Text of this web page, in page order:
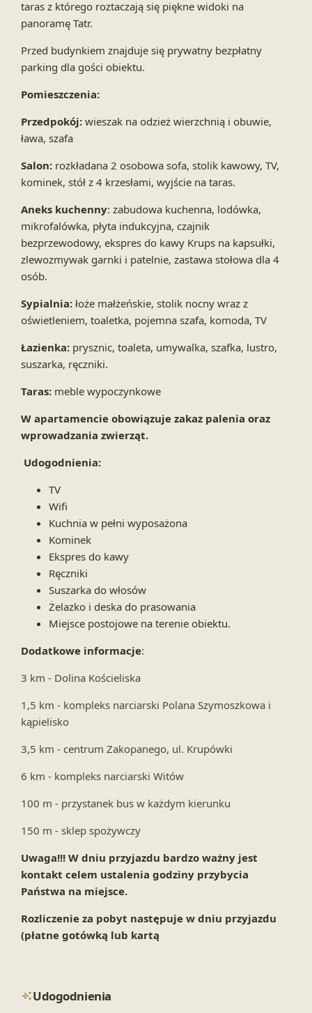
taras z którego roztaczają się piękne widoki na
panoramę Tatr.
Przed budynkiem znajduje się prywatny bezpłatny
parking dla gości obiektu.
Pomieszczenia:
Przedpokój: wieszak na odzież wierzchnią i obuwie,
ława, szafa
Salon: rozkładana 2 osobowa sofa, stolik kawowy, TV,
kominek, stół z 4 krzesłami, wyjście na taras.
Aneks kuchenny: zabudowa kuchenna, lodówka,
mikrofalówka, płyta indukcyjna, czajnik
bezprzewodowy, ekspres do kawy Krups na kapsułki,
zlewozmywak garnki i patelnie, zastawa stołowa dla 4
osób.
Sypialnia: łoże małżeńskie, stolik nocny wraz z
oświetleniem, toaletka, pojemna szafa, komoda, TV
Łazienka: prysznic, toaleta, umywalka, szafka, lustro,
suszarka, ręczniki.
Taras: meble wypoczynkowe
W apartamencie obowiązuje zakaz palenia oraz
wprowadzania zwierząt.
Udogodnienia:
TV
Wifi
Kuchnia w pełni wyposażona
Kominek
Ekspres do kawy
Ręczniki
Suszarka do włosów
Żelazko i deska do prasowania
Miejsce postojowe na terenie obiektu.
Dodatkowe informacje:
3 km - Dolina Kościeliska
1,5 km - kompleks narciarski Polana Szymoszkowa i
kąpielisko
3,5 km - centrum Zakopanego, ul. Krupówki
6 km - kompleks narciarski Witów
100 m - przystanek bus w każdym kierunku
150 m - sklep spożywczy
Uwaga!!! W dniu przyjazdu bardzo ważny jest
kontakt celem ustalenia godziny przybycia
Państwa na miejsce.
Rozliczenie za pobyt następuje w dniu przyjazdu
(płatne gotówką lub kartą
Udogodnienia